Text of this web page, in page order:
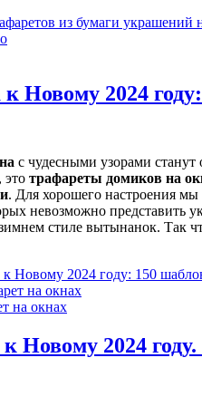
из бумаги
Новому 2024
с чудесными узорами
это трафареты домиков на
. Для хорошего настроения мы
невозможно представить
стиле вытынанок. Так
Новому 2024 году: 150
на окнах
Новому 2024